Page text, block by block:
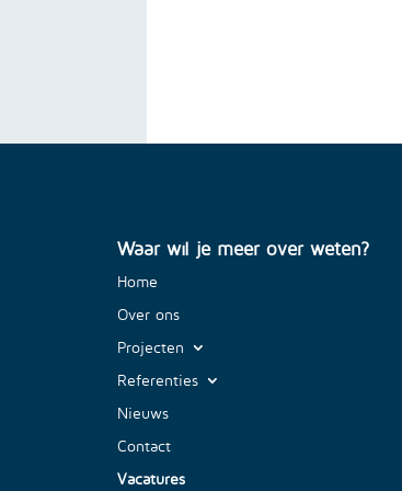
Waar wil je meer over weten?
Home
Over ons
Projecten
Referenties
Nieuws
Contact
Vacatures